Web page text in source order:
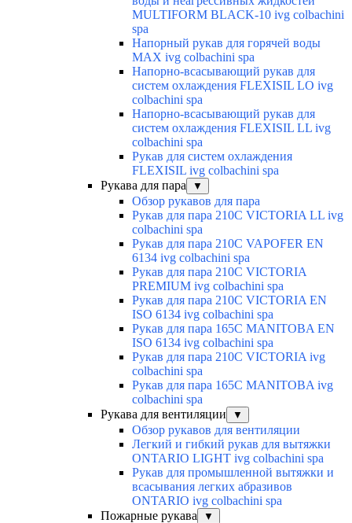
MULTIFORM BLACK-10 ivg colbachini
spa
Напорный рукав для горячей воды
MAX ivg colbachini spa
Напорно-всасывающий рукав для
систем охлаждения FLEXISIL LO ivg
colbachini spa
Напорно-всасывающий рукав для
систем охлаждения FLEXISIL LL ivg
colbachini spa
Рукав для систем охлаждения
FLEXISIL ivg colbachini spa
Рукава для пара
▼
Обзор рукавов для пара
Рукав для пара 210C VICTORIA LL ivg
colbachini spa
Рукав для пара 210C VAPOFER EN
6134 ivg colbachini spa
Рукав для пара 210C VICTORIA
PREMIUM ivg colbachini spa
Рукав для пара 210C VICTORIA EN
ISO 6134 ivg colbachini spa
Рукав для пара 165C MANITOBA EN
ISO 6134 ivg colbachini spa
Рукав для пара 210C VICTORIA ivg
colbachini spa
Рукав для пара 165C MANITOBA ivg
colbachini spa
Рукава для вентиляции
▼
Обзор рукавов для вентиляции
Легкий и гибкий рукав для вытяжки
ONTARIO LIGHT ivg colbachini spa
Рукав для промышленной вытяжки и
всасывания легких абразивов
ONTARIO ivg colbachini spa
Пожарные рукава
▼